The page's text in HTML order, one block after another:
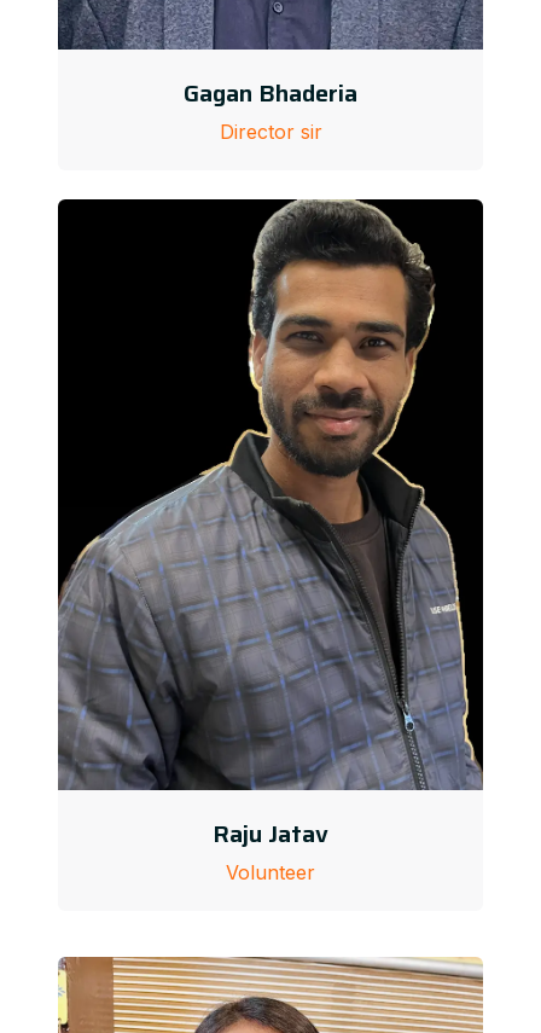
Gagan Bhaderia
Director sir
Raju Jatav
Volunteer